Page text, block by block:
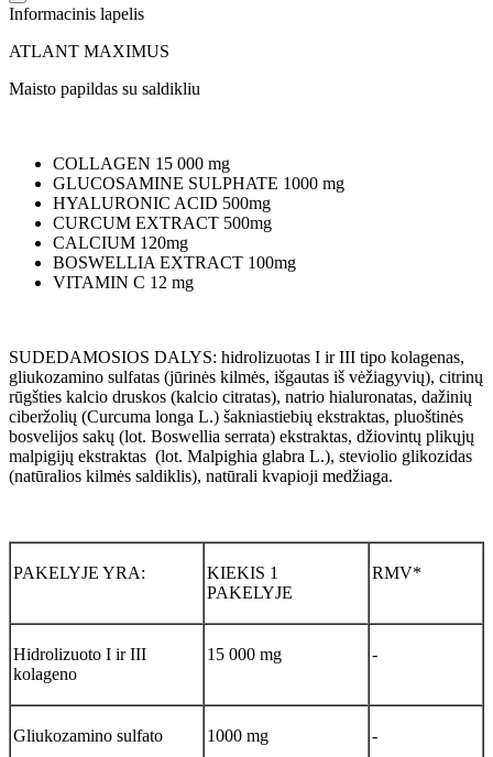
Informacinis lapelis
ATLANT MAXIMUS
Maisto papildas su saldikliu
COLLAGEN 15 000 mg
GLUCOSAMINE SULPHATE 1000 mg
HYALURONIC ACID 500mg
CURCUM EXTRACT 500mg
CALCIUM 120mg
BOSWELLIA EXTRACT 100mg
VITAMIN C 12 mg
SUDEDAMOSIOS DALYS: hidrolizuotas I ir III tipo kolagenas,
gliukozamino sulfatas (jūrinės kilmės, išgautas iš vėžiagyvių), citrinų
rūgšties kalcio druskos (kalcio citratas), natrio hialuronatas, dažinių
ciberžolių (Curcuma longa L.) šakniastiebių ekstraktas, pluoštinės
bosvelijos sakų (lot. Boswellia serrata) ekstraktas, džiovintų plikųjų
malpigijų ekstraktas (lot. Malpighia glabra L.), steviolio glikozidas
(natūralios kilmės saldiklis), natūrali kvapioji medžiaga.
PAKELYJE YRA:
KIEKIS 1
PAKELYJE
RMV*
Hidrolizuoto I ir III
kolageno
15 000 mg -
Gliukozamino sulfato 1000 mg -